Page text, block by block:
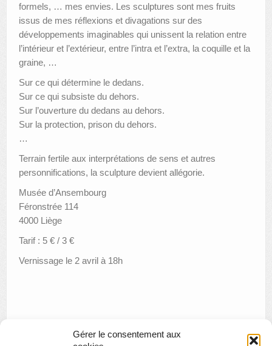
Gérer le consentement aux
formels, … mes envies. Les sculptures sont mes fruits
issus de mes réflexions et divagations sur des
développements imaginables qui unissent la relation entre
l’intérieur et l’extérieur, entre l’intra et l’extra, la coquille et la
graine, …
Sur ce qui détermine le dedans.
Sur ce qui subsiste du dehors.
Sur l’ouverture du dedans au dehors.
Sur la protection, prison du dehors.
…
Terrain fertile aux interprétations de sens et autres
personnifications, la sculpture devient allégorie.
Musée d’Ansembourg
Féronstrée 114
4000 Liège
Tarif : 5 € / 3 €
Vernissage le 2 avril à 18h